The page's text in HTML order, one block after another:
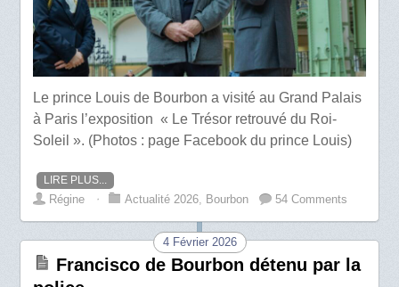
Le prince Louis de Bourbon a visité au Grand Palais
à Paris l’exposition « Le Trésor retrouvé du Roi-
Soleil ». (Photos : page Facebook du prince Louis)
LIRE PLUS...
Régine ⋅ Actualité 2026 Bourbon 54 Comments
4 Février 2026
Francisco de Bourbon détenu par la